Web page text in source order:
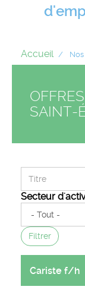
Accueil
SAINT-
Secteur
Filtrer
Cariste f/h